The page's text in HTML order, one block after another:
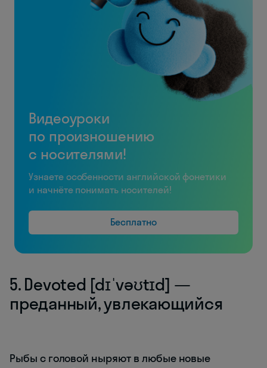
Видеоуроки
по произношению
с носителями!
Узнаете особенности английской фонетики
и начнёте понимать носителей!
Бесплатно
5. Devoted [dɪˈvəʊtɪd] —
преданный, увлекающийся
Рыбы с головой ныряют в любые новые